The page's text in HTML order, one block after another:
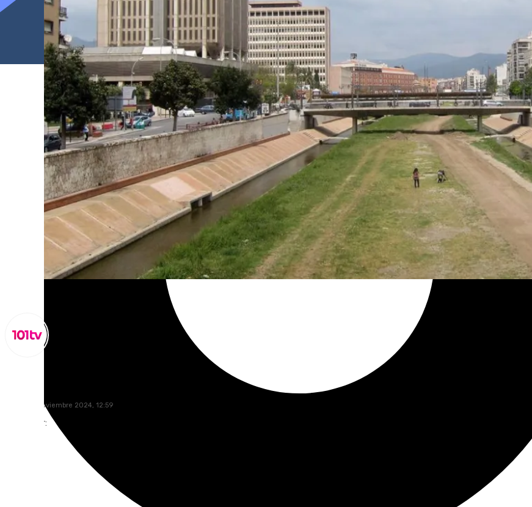
martes, 5 noviembre 2024, 12:59
Compartir: